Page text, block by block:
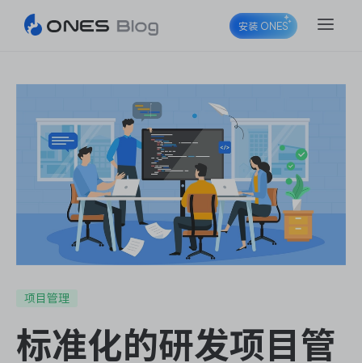
ONES Project
ONES Wiki
ONES Desk
安装 ONES
项目管理
标准化的研发项目管